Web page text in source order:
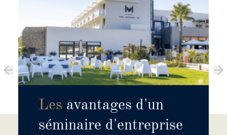
Les avantages d'un
séminaire d'entreprise